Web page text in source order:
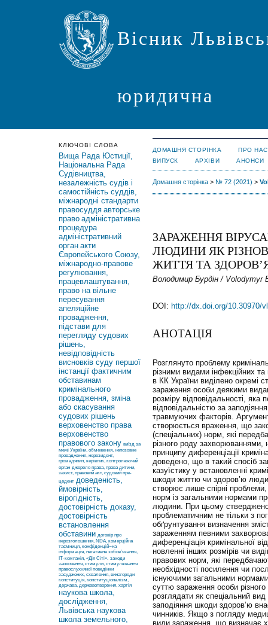
Вісник
юридична
КЛЮЧОВІ СЛОВА
Вища Рада Юстиції,
Національна Рада
Судівництва,
незалежність судів і
самостійність суддів,
міжнародні стандарти
правосуддя авторське
право адміністративна
процедура
адміністративний
орган акти
Європейського Союзу,
міжнародно-правове
регулювання,
працевлаштування,
право на вільне
пересування
апеляційне
провадження,
підстави для
перегляду судових
рішень,
невідповідність
висновків суду першої
інстанції фактичним
обставинам
кримінального
провадження, зміна
або скасування
судових рішень
верховенство права
верховенство
правового закону виїзд за
межі України, обмеження, непозовне
провадження, нерезидент,
громадянин, керівник, контролюючий
орган джерело права, права дитини,
захист, правовий акт, судовий пре-
цедент доведеність,
ймовірність,
вірогідність,
достовірність доказу,
достовірність
встановлення
обставини договір про
нерозголошення, NDA, комерційна
таємниця, конфіденцій¬на
інформація, негативне зобов’язання,
ІТ-компанія, «Дія Сіті». заходи
заохочення, стимули, стимулювання
правослухняної поведінки
засуджених, схвалення, винагороди
конституція, конституціоналізм,
держава, державотворення, хартія
наукова школа,
дослідження,
Львівська наукова
школа земельного,
ДОМАШНЯ СТОРІНКА
ПРО НАС
ВИПУСК
АРХІВИ АНОНСИ
Домашня сторінка> № 72 (2021) >
ЗАРАЖЕННЯ
ЛЮДИНИ ЯК
ЖИТТЯ ТА
Володимир Бурдін / Volodymyr
DOI: http://dx.doi.org/10.30970/
АНОТАЦІЯ
Розглянуто проблему
різними видами інфекційних
в КК України виділено окремі
зараження особи деякими
розміру відповідальності,
відповідальністю за
травмуючих факторів.
створюється враження, що
(спеціальних) норм, які
різного роду захворюваннями,
принципу диференціації
доведено, що в такий спосіб
казуїстику у встановленні
шкоди життю чи здоров’ю
створює лише спірні проблеми,
норм із загальними нормами
людини. При цьому
проблематичним не тільки з
обґрунтування визначення
зараженням певними
диференціація кримінальної
новленні інших розмірів чи
правових норм, які
необхідності посилення чи
існуючими загальними
суттю зараження особи
розглядати як спеціальний
заподіяння шкоди здоров’ю
чинників. Якщо з погляду
види зараження, що визначає